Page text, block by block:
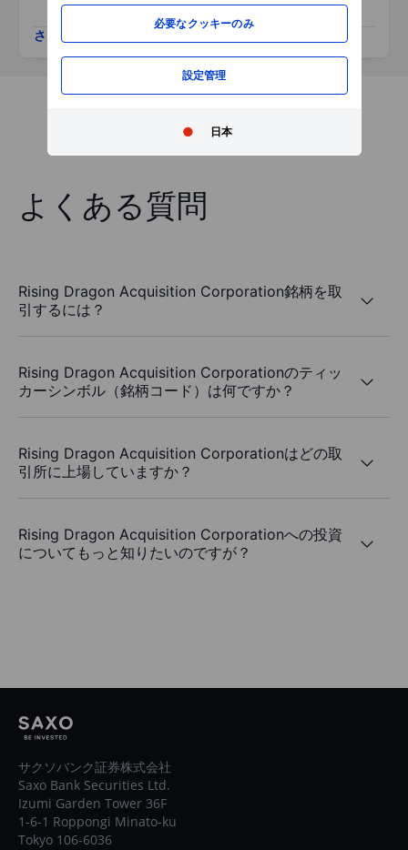
必要なクッキーのみ
設定管理
日本
さらに表示
よくある質問
Rising Dragon Acquisition Corporation銘柄を取
引するには？
Rising Dragon Acquisition Corporationのティッ
カーシンボル（銘柄コード）は何ですか？
Rising Dragon Acquisition Corporationはどの取
引所に上場していますか？
Rising Dragon Acquisition Corporationへの投資
についてもっと知りたいのですが？
サクソバンク証券株式会社
Saxo Bank Securities Ltd.
Izumi Garden Tower 36F
1-6-1 Roppongi Minato-ku
Tokyo 106-6036